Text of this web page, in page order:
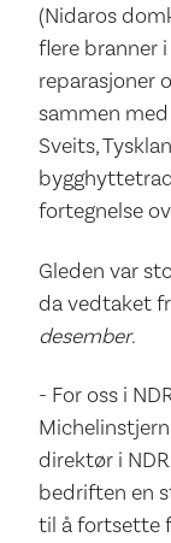
(Nidaros
flere branner
reparasjoner
sammen
Sveits,
fortegnelse
Gleden var
da vedtaket
desember.
- For oss i
direktør i
bedriften en
til å fortsette